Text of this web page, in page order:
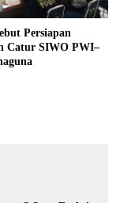
Persiapan
Catur SIWO PWI–